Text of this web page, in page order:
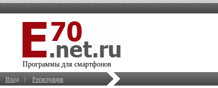
Программы для смартфонов
Вход | Регистрация